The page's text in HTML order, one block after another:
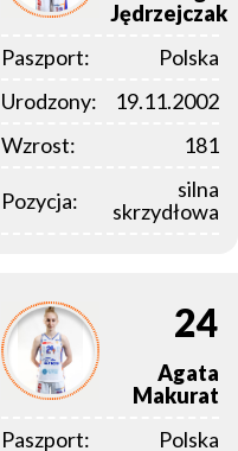
Jędrzejczak
Paszport:
Polska
Urodzony:
19.11.2002
Wzrost:
181
Pozycja:
silna
skrzydłowa
24
Agata
Makurat
Paszport:
Polska